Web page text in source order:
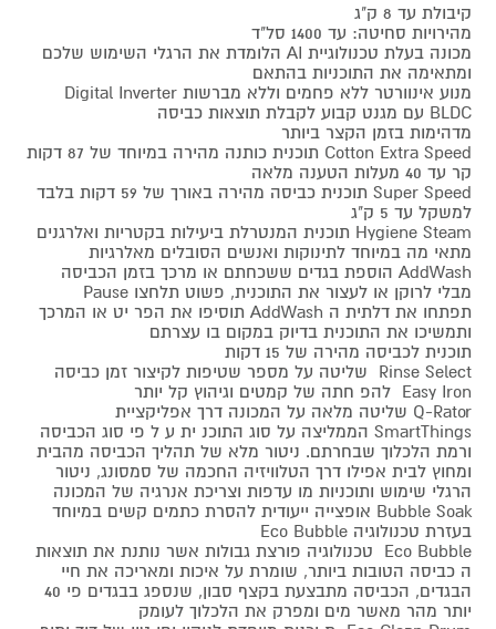
קיבולת עד 8 ק"ג
מהירויות סחיטה: עד 1400 סל"ד
מכונה בעלת טכנולוגיית AI הלומדת את הרגלי השימוש שלכם
ומתאימה את התוכניות בהתאם
מנוע אינוורטר ללא פחמים וללא מברשות Digital Inverter
BLDC עם מגנט קבוע לקבלת תוצאות כביסה
מדהימות בזמן הקצר ביותר
Cotton Extra Speed תוכנית כותנה מהירה במיוחד של 87 דקות
קר עד 40 מעלות הטענה מלאה
Super Speed תוכנית כביסה מהירה באורך של 59 דקות בלבד
למשקל עד 5 ק"ג
Hygiene Steam תוכנית המנטרלת ביעילות בקטריות ואלרגנים
מתאי מה במיוחד לתינוקות ואנשים הסובלים מאלרגיות
AddWash הוספת בגדים ששכחתם או מרכך בזמן הכביסה
מבלי לרוקן או לעצור את התוכנית, פשוט תלחצו Pause
תפתחו את דלתית ה AddWash תוסיפו את הפר יט או המרכך
ותמשיכו את התוכנית בדיוק במקום בו עצרתם
תוכנית לכביסה מהירה של 15 דקות
Rinse Select שליטה על מספר שטיפות לקיצור זמן כביסה
Easy Iron להפ חתה של קמטים וגיהוץ קל יותר
Q-Rator שליטה מלאה על המכונה דרך אפליקציית
SmartThings הממליצה על סוג התוכנ ית ע ל פי סוג הכביסה
ורמת הלכלוך שבחרתם. ניטור מלא של תהליך הכביסה מהבית
ומחוץ לבית אפילו דרך הטלוויזיה החכמה של סמסונג, ניטור
הרגלי שימוש ותוכניות מו עדפות וצריכת אנרגיה של המכונה
Bubble Soak אופצייה ייעודית להסרת כתמים קשים במיוחד
בעזרת טכנולוגיה Eco Bubble
Eco Bubble טכנולוגיה פורצת גבולות אשר נותנת את תוצאות
ה כביסה הטובות ביותר, שומרת על איכות ומאריכה את חיי
הבגדים, הכביסה מתבצעת בקצף סבון, שנספג בבגדים פי 40
יותר מהר מאשר מים ומפרק את הלכלוך לעומק